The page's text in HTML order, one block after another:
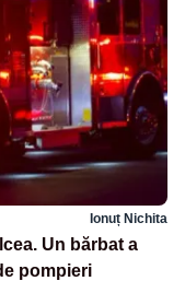
Ionuț Nichita
Un bărbat a
pompieri